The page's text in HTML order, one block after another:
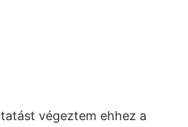
végeztem ehhez a